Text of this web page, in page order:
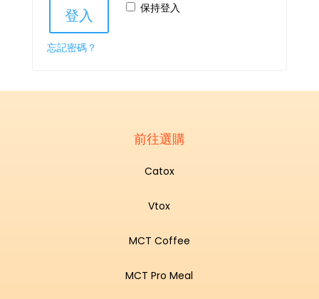
保持登入
登入
忘記密碼？
前往選購
Catox
Vtox
MCT Coffee
MCT Pro Meal